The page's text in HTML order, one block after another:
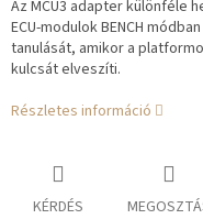
Az MCU3 adapter különféle
ECU-modulok BENCH
tanulását, amikor a
kulcsát elveszíti.
Részletes információ
KÉRDÉS